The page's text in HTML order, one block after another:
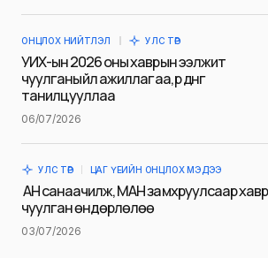
Сэтгэгдэл*
time I comment.
Илгээх
ОНЦЛОХ НИЙТЛЭЛ УЛС ТӨР
УИХ-ын 2026 оны хаврын ээлжит
чуулганы үйл ажиллагаа, үр дүнг
танилцууллаа
06/07/2026
УЛС ТӨР ЦАГ ҮЕИЙН ОНЦЛОХ МЭДЭЭ
АН санаачилж, МАН замхруулсаар
чуулган өндөрлөлөө
03/07/2026